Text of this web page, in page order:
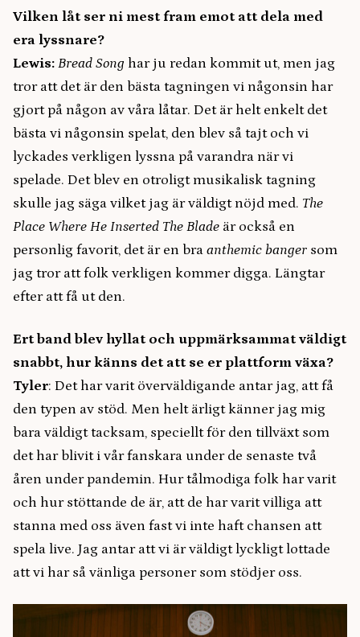
Vilken låt ser ni mest fram emot att dela med
era lyssnare?
Lewis: Bread Song har ju redan kommit ut, men jag
tror att det är den bästa tagningen vi någonsin har
gjort på någon av våra låtar. Det är helt enkelt det
bästa vi någonsin spelat, den blev så tajt och vi
lyckades verkligen lyssna på varandra när vi
spelade. Det blev en otroligt musikalisk tagning
skulle jag säga vilket jag är väldigt nöjd med. The
Place Where He Inserted The Blade är också en
personlig favorit, det är en bra anthemic banger som
jag tror att folk verkligen kommer digga. Längtar
efter att få ut den.
Ert band blev hyllat och uppmärksammat väldigt
snabbt, hur känns det att se er plattform växa?
Tyler: Det har varit överväldigande antar jag, att få
den typen av stöd. Men helt ärligt känner jag mig
bara väldigt tacksam, speciellt för den tillväxt som
det har blivit i vår fanskara under de senaste två
åren under pandemin. Hur tålmodiga folk har varit
och hur stöttande de är, att de har varit villiga att
stanna med oss även fast vi inte haft chansen att
spela live. Jag antar att vi är väldigt lyckligt lottade
att vi har så vänliga personer som stödjer oss.